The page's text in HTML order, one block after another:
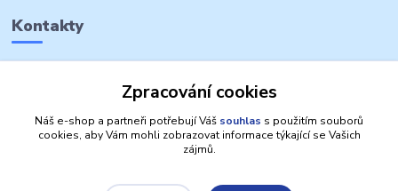
Kontakty
Zpracování cookies
Náš e-shop a partneři potřebují Váš souhlas s použitím souborů
cookies, aby Vám mohli zobrazovat informace týkající se Vašich
zájmů.